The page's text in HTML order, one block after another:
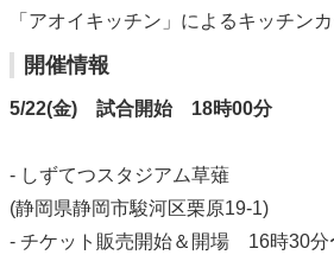
「アオイキッチン」によるキッチン
開催情報
5/22(金) 試合開始 18時00分
- しずてつスタジアム草薙
(静岡県静岡市駿河区栗原19-1)
- チケット販売開始＆開場 16時30分